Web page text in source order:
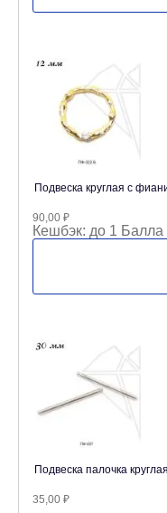
Подвеска круглая с
90,00 ₽
Кешбэк: до 1 Балла
Подвеска палочка
35,00 ₽